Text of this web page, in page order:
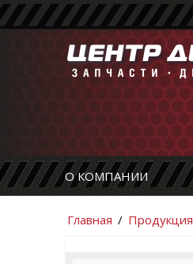
О КОМПАНИИ
Главная / Продукция